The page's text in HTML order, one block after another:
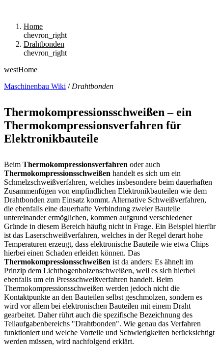
Home
chevron_right
Drahtbonden
chevron_right
westHome
Maschinenbau Wiki / Drahtbonden
Thermokompressionsschweißen – ein
Thermokompressionsverfahren für
Elektronikbauteile
Beim Thermokompressionsverfahren oder auch
Thermokompressionsschweißen handelt es sich um ein
Schmelzschweißverfahren, welches insbesondere beim dauerhaften
Zusammenfügen von empfindlichen Elektronikbauteilen wie dem
Drahtbonden zum Einsatz kommt. Alternative Schweißverfahren,
die ebenfalls eine dauerhafte Verbindung zweier Bauteile
untereinander ermöglichen, kommen aufgrund verschiedener
Gründe in diesem Bereich häufig nicht in Frage. Ein Beispiel hierfür
ist das Laserschweißverfahren, welches in der Regel derart hohe
Temperaturen erzeugt, dass elektronische Bauteile wie etwa Chips
hierbei einen Schaden erleiden können. Das
Thermokompressionsschweißen ist da anders: Es ähnelt im
Prinzip dem Lichtbogenbolzenschweißen, weil es sich hierbei
ebenfalls um ein Pressschweißverfahren handelt. Beim
Thermokompressionsschweißen werden jedoch nicht die
Kontaktpunkte an den Bauteilen selbst geschmolzen, sondern es
wird vor allem bei elektronischen Bauteilen mit einem Draht
gearbeitet. Daher rührt auch die spezifische Bezeichnung des
Teilaufgabenbereichs "Drahtbonden". Wie genau das Verfahren
funktioniert und welche Vorteile und Schwierigkeiten berücksichtigt
werden müssen, wird nachfolgend erklärt.